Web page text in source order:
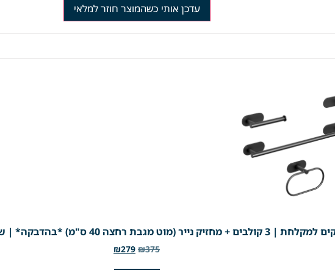
עדכן אותי כשהמוצר חוזר למלאי
₪375
₪279